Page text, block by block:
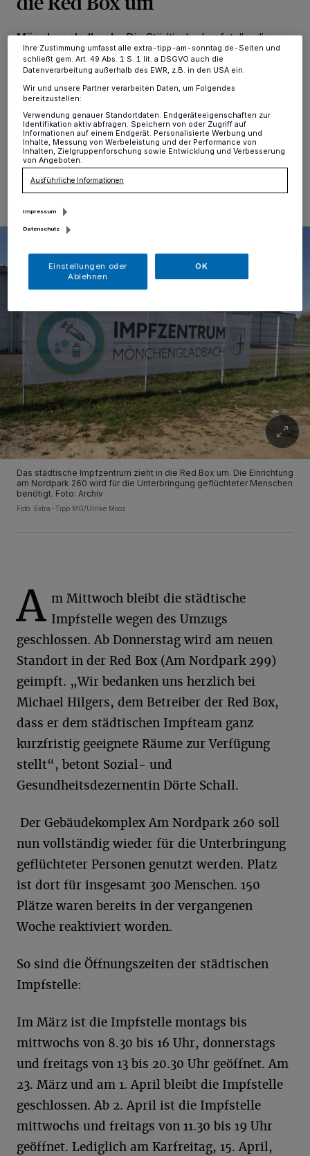
Mönchengladbach·Die Städtische Impfstelle, die
bisher in einer ehemaligen Unterkunft für Geflüchtete
(Am Nordpark 260) untergebracht war, zieht am
benachbarten Red Box. Letzter Impftag am bisherigen
22.03.2022 , 08:41 Uhr
Das städtische Impfzentrum zieht in die Red Box um. Die Einrichtung
am Nordpark 260 wird für die Unterbringung geflüchteter Menschen
benötigt. Foto: Archiv
Foto: Extra-Tipp MG/Ulrike Mooz
A m Mittwoch bleibt die städtische
Impfstelle wegen des Umzugs
geschlossen. Ab Donnerstag wird am neuen
Standort in der Red Box (Am Nordpark 299)
geimpft. „Wir bedanken uns herzlich bei
Michael Hilgers, dem Betreiber der Red Box,
dass er dem städtischen Impfteam ganz
kurzfristig geeignete Räume zur Verfügung
stellt“, betont Sozial- und
Gesundheitsdezernentin Dörte Schall.
Der Gebäudekomplex Am Nordpark 260 soll
nun vollständig wieder für die Unterbringung
geflüchteter Personen genutzt werden. Platz
ist dort für insgesamt 300 Menschen. 150
Plätze waren bereits in der vergangenen
Woche reaktiviert worden.
So sind die Öffnungszeiten der städtischen
Impfstelle:
Im März ist die Impfstelle montags bis
mittwochs von 8.30 bis 16 Uhr, donnerstags
und freitags von 13 bis 20.30 Uhr geöffnet. Am
23. März und am 1. April bleibt die Impfstelle
geschlossen. Ab 2. April ist die Impfstelle
mittwochs und freitags von 11.30 bis 19 Uhr
geöffnet. Lediglich am Karfreitag, 15. April,
Einstellungen oder Ablehnen am unteren Rand der Webseite klicken.
Ihre Zustimmung umfasst alle extra-tipp-am-sonntag.de-Seiten und
schließt gem. Art. 49 Abs. 1 S. 1 lit. a DSGVO auch die
Datenverarbeitung außerhalb des EWR, z.B. in den USA ein.
Wir und unsere Partner verarbeiten Daten, um Folgendes
bereitzustellen:
Verwendung genauer Standortdaten. Endgeräteeigenschaften zur
Identifikation aktiv abfragen. Speichern von oder Zugriff auf
Informationen auf einem Endgerät. Personalisierte Werbung und
Inhalte, Messung von Werbeleistung und der Performance von
Inhalten, Zielgruppenforschung sowie Entwicklung und Verbesserung
von Angeboten.
Ausführliche Informationen
Impressum
Datenschutz
Einstellungen oder
Ablehnen
OK